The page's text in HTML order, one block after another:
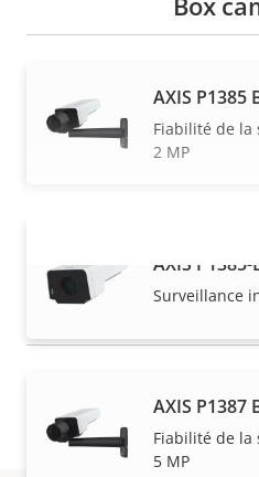
VOIR
AXIS P1385
Fiabilité de
2 MP
AXIS
Surveillance
AXIS P1387
Fiabilité de
5 MP